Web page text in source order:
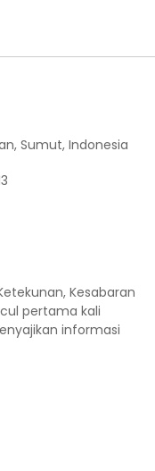
Sumut, Indonesia
Kesabaran
pertama kali
informasi